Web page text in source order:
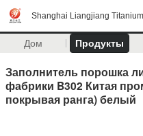
Shanghai Liangjiang
Дом Продукты
Заполнитель порошка
фабрики B302 Китая
покрывая ранга) белый